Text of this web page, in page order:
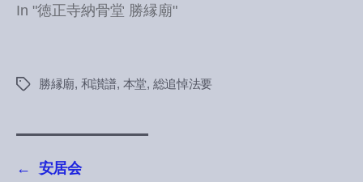
In "徳正寺納骨堂 勝縁廟"
Tags 勝縁廟, 和讃譜, 本堂, 総追悼法要
←
安居会